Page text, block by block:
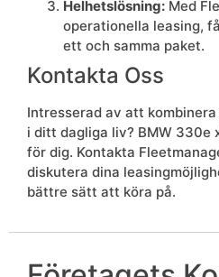
Helhetslösning: Med
operationella leasing,
ett och samma paket.
Kontakta Oss
Intresserad av att
i ditt dagliga liv? BMW 330e
för dig. Kontakta
diskutera dina
bättre sätt att köra på.